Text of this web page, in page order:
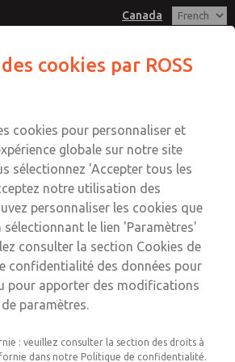
Canada
Connexion
Inscription
page par e-mail
(416) 251-7677
technique
(416) 251-7677
cookies par ROSS
cookies pour personnaliser et
globale sur notre site
sélectionnez 'Accepter tous les
notre utilisation des
personnaliser les cookies que
sélectionnant le lien 'Paramètres'
consulter la section Cookies de
confidentialité des données pour
pour apporter des modifications
paramètres.
: veuillez consulter la section des droits à
dans notre Politique de confidentialité.